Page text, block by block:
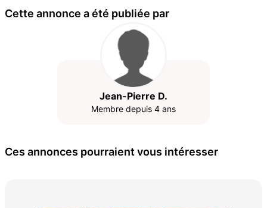
Cette annonce a été publiée par
Jean-Pierre D.
Membre depuis 4 ans
Ces annonces pourraient vous intéresser